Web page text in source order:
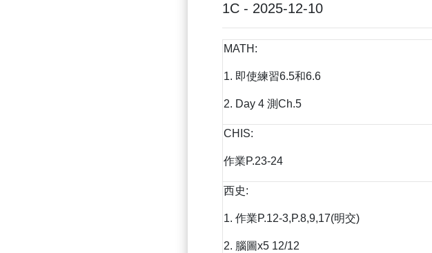
1C - 2025-12-10
MATH:
1. 即使練習6.5和6.6
2. Day 4 測Ch.5
CHIS:
作業P.23-24
西史:
1. 作業P.12-3,P.8,9,17(明交)
2. 腦圖x5 12/12